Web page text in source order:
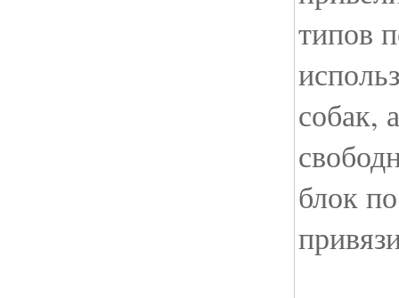
типов
собак,
блок